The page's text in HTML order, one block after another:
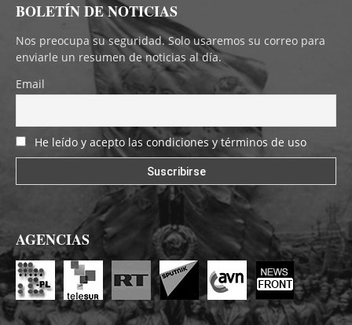
BOLETÍN DE NOTICIAS
Nos preocupa su seguridad. Solo usaremos su correo para
enviarle un resumen de noticias al día.
Email
He leído y acepto las condiciones y términos de uso
AGENCIAS